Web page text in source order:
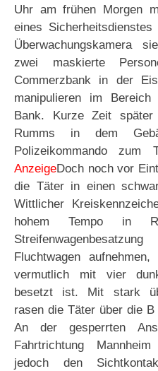
Uhr am frühen Morgen
eines
Überwachungskamera
zwei maskierte
Commerzbank in der
manipulieren im
Bank. Kurze Zeit
Rumms in dem
Polizeikommando zum
AnzeigeDoch noch vor
die Täter in einen
Wittlicher
hohem Tempo in
Fluchtwagen
vermutlich mit vier
besetzt ist. Mit stark
rasen die Täter über die
An der gesperrten
Fahrtrichtung
jedoch den